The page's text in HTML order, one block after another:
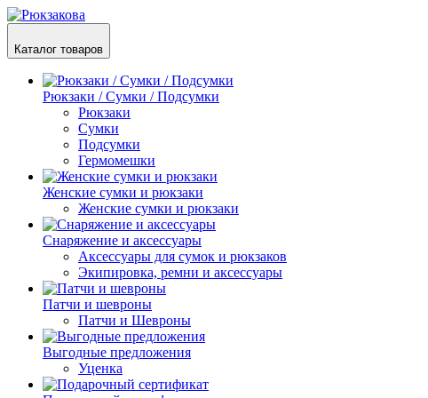
Каталог товаров
Рюкзаки / Сумки / Подсумки
Рюкзаки
Сумки
Подсумки
Гермомешки
Женские сумки и рюкзаки
Женские сумки и рюкзаки
Снаряжение и аксессуары
Аксессуары для сумок и рюкзаков
Экипировка, ремни и аксессуары
Патчи и шевроны
Патчи и Шевроны
Выгодные предложения
Уценка